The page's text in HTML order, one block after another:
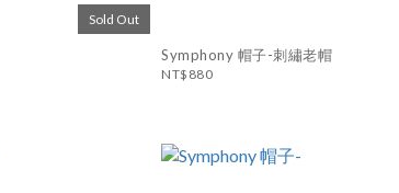
Sold Out
Symphony 帽子-刺繡老帽
NT$880